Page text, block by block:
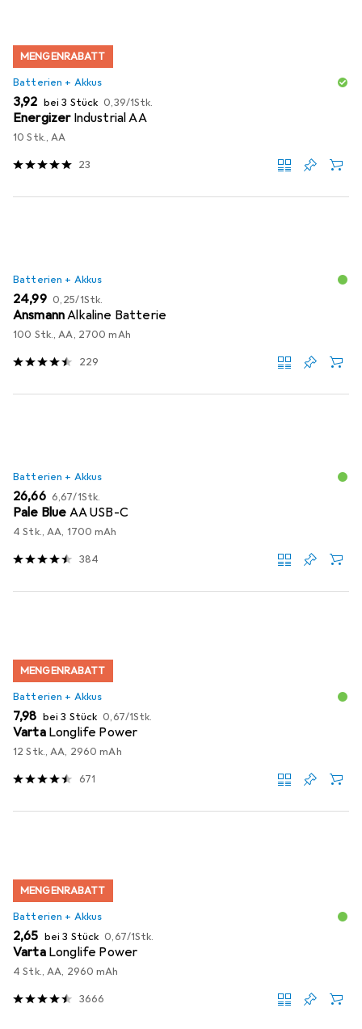
MENGENRABATT
Batterien + Akkus
EUR
3,92 bei 3 Stück EUR
0,39/1Stk.
Energizer Industrial AA
10 Stk., AA
23
Batterien + Akkus
EUR
24,99 EUR
0,25/1Stk.
AnsmannAlkaline Batterie
100 Stk., AA, 2700 mAh
229
Batterien + Akkus
EUR
26,66 EUR
6,67/1Stk.
Pale Blue AA USB-C
4 Stk., AA, 1700 mAh
384
MENGENRABATT
Batterien + Akkus
EUR
7,98 bei 3 Stück EUR
0,67/1Stk.
Varta Longlife Power
12 Stk., AA, 2960 mAh
671
MENGENRABATT
Batterien + Akkus
EUR
2,65 bei 3 Stück EUR
0,67/1Stk.
Varta Longlife Power
4 Stk., AA, 2960 mAh
3666